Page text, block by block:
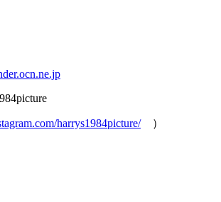
harrys1984picture/）